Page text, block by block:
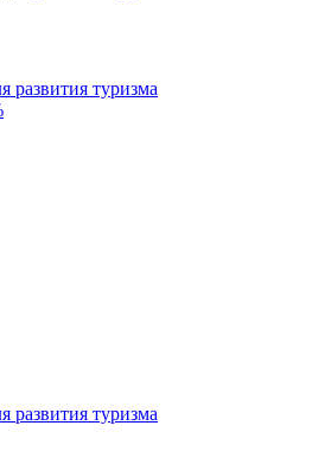
развития туризма
развития туризма